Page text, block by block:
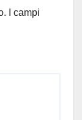
I campi